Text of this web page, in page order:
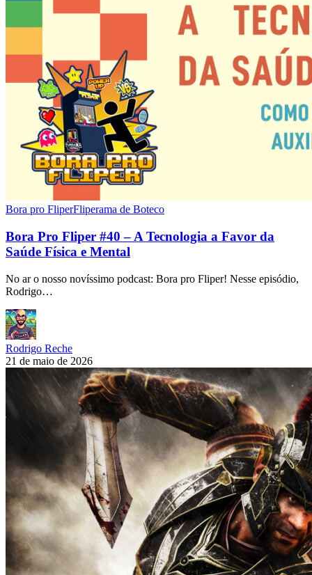
Bora pro FliperFliperama de Boteco
Bora Pro Fliper #40 – A Tecnologia a Favor da
Saúde Física e Mental
No ar o nosso novíssimo podcast: Bora pro Fliper! Nesse episódio,
Rodrigo…
Rodrigo Reche
21 de maio de 2026